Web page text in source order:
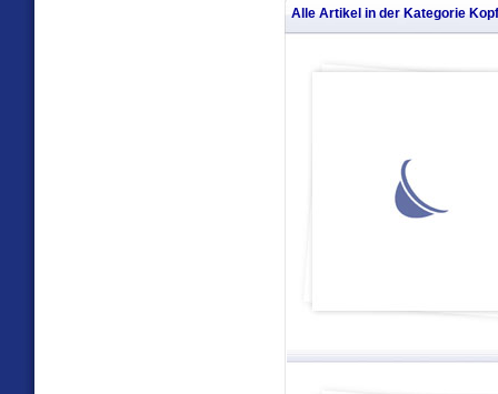
Alle Artikel in der Kategorie